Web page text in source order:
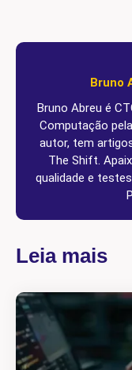
Bruno
Bruno Abreu é
Computação
autor, tem
The Shift.
qualidade e
Leia mais